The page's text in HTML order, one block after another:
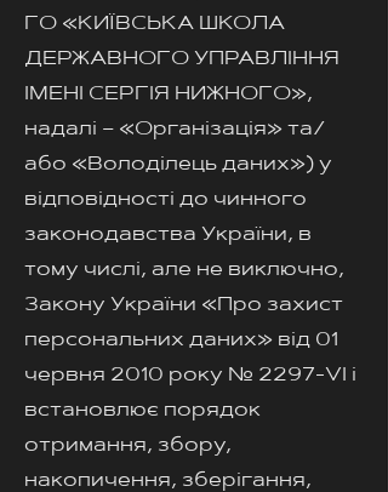
ГО «КИЇВСЬКА ШКОЛА
ДЕРЖАВНОГО УПРАВЛІННЯ
ІМЕНІ СЕРГІЯ НИЖНОГО»,
надалі – «Організація» та/
або «Володілець даних») у
відповідності до чинного
законодавства України, в
тому числі, але не виключно,
Закону України «Про захист
персональних даних» від 01
червня 2010 року № 2297-VI і
встановлює порядок
отримання, збору,
накопичення, зберігання,